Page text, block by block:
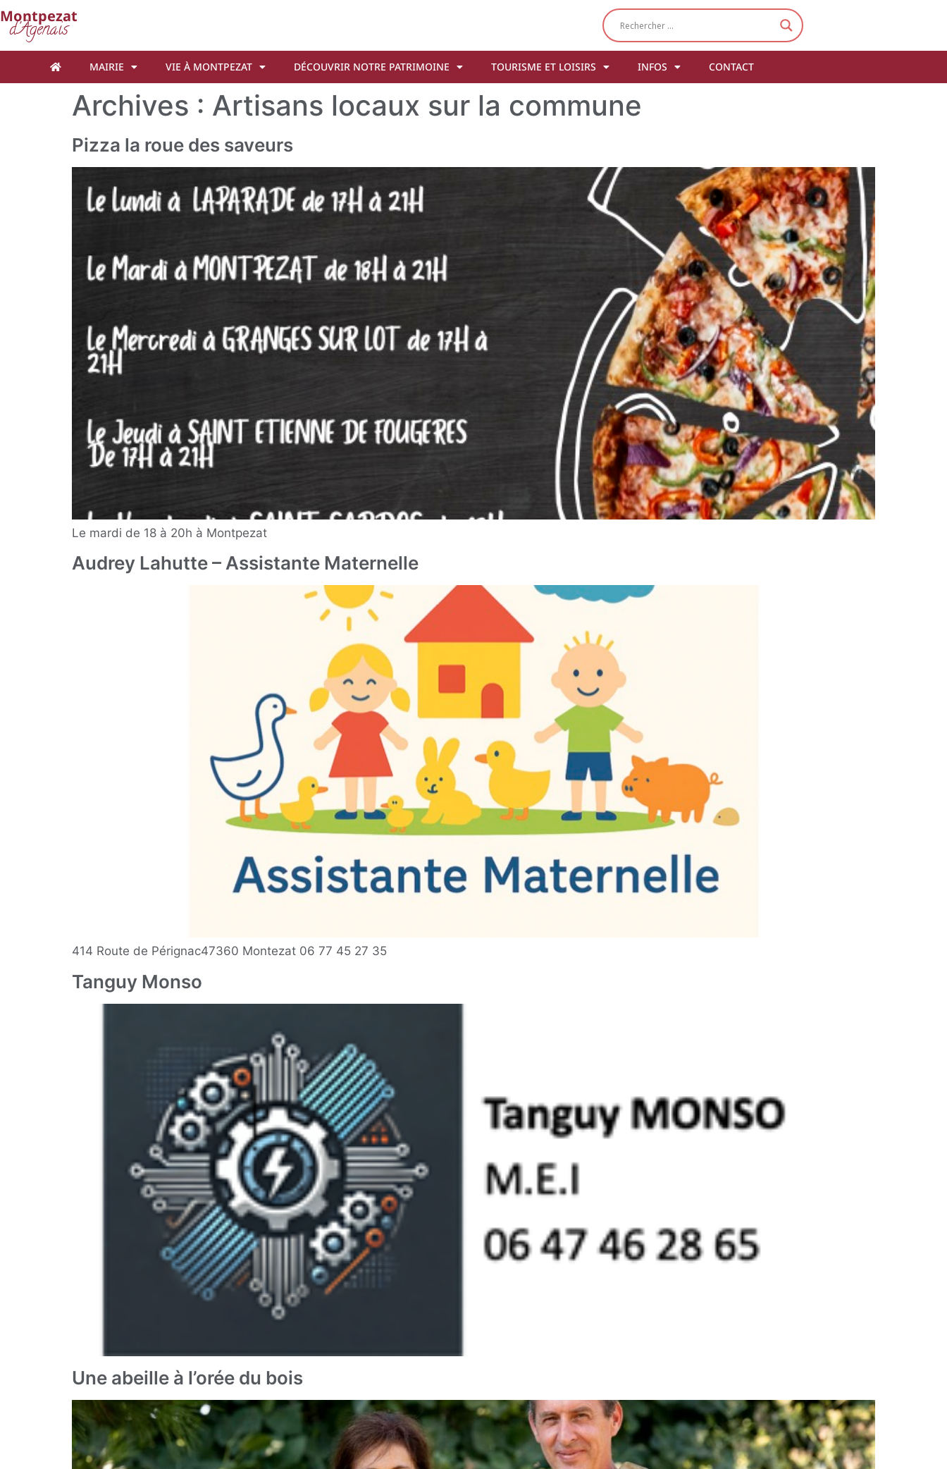
Montpezat
d'Agenais
MAIRIE VIE À MONTPEZAT DÉCOUVRIR NOTRE PATRIMOINE TOURISME ET LOISIRS INFOS CONTACT
Archives : Artisans locaux sur la commune
Pizza la roue des saveurs
Le mardi de 18 à 20h à Montpezat
Audrey Lahutte – Assistante Maternelle
414 Route de Pérignac47360 Montezat 06 77 45 27 35
Tanguy Monso
Une abeille à l’orée du bois
Cookies management panel